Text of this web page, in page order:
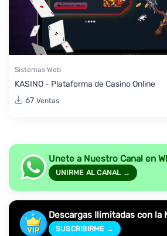
Sistemas Web
KASINO - Plataforma de Casino Online
67 Ventas
Unete a Nuestro Canal en
UNIRME AL CANAL →
Descargas Ilimitadas con la
SUSCRIBIRME →